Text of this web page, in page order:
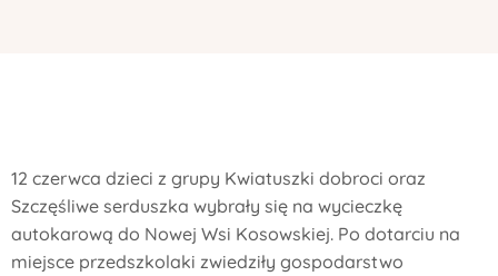
12 czerwca dzieci z grupy Kwiatuszki dobroci oraz
Szczęśliwe serduszka wybrały się na wycieczkę
autokarową do Nowej Wsi Kosowskiej. Po dotarciu na
miejsce przedszkolaki zwiedziły gospodarstwo